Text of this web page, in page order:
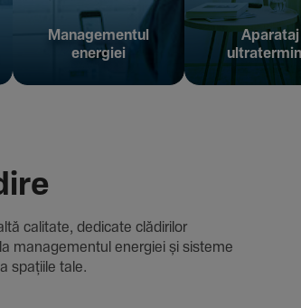
Managementul
energiei
Aparataj
cali­tate, dedi­cate clădi­rilor
managementul energiei și sisteme
spațiile tale.